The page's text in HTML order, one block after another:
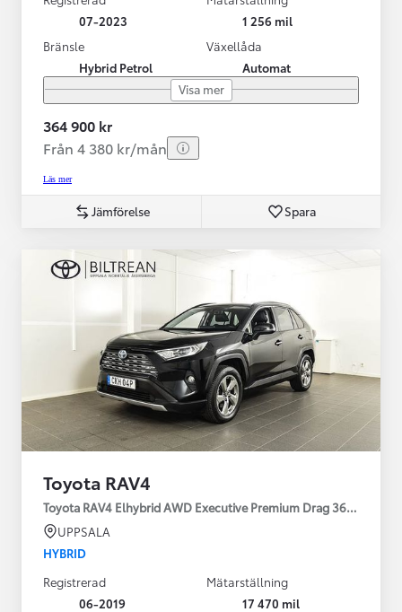
07-2023
1 256 mil
Bränsle
Hybrid Petrol
Växellåda
Automat
Visa mer
364 900 kr
Från 4 380 kr/mån
Läs mer
Jämförelse Spara
Toyota RAV4
Toyota RAV4 Elhybrid AWD Executive Premium Drag 360-kamera
UPPSALA
HYBRID
Registrerad
06-2019
Mätarställning
17 470 mil